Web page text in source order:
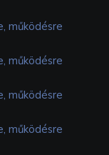
működésre
működésre
működésre
működésre